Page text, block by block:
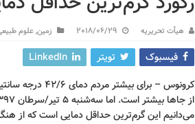
هیأت تحریریه 2018/06/29 زمین,علوم
فیسبوک تویتر
LinkedIn
کرونوس – برای
می‌دانیم این گرم‌ترین حداقل دمایی است که از